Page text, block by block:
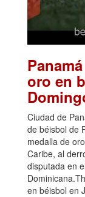
oro en
Ciudad de
de béisbol de
medalla de
Caribe, al
disputada en
en béisbol en